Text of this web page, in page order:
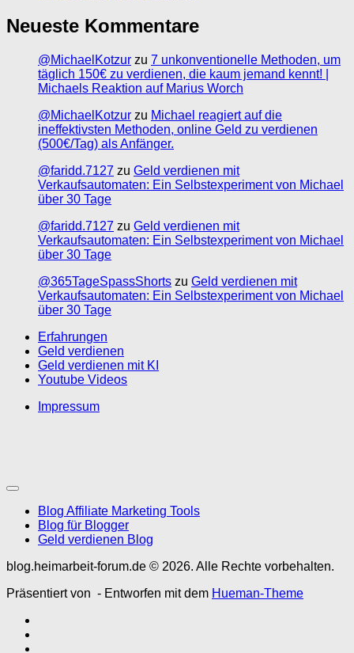
Neueste Kommentare
@MichaelKotzur zu 7 unkonventionelle Methoden, um
täglich 150€ zu verdienen, die kaum jemand kennt! |
Michaels Reaktion auf Marius Worch
@MichaelKotzur zu Michael reagiert auf die
ineffektivsten Methoden, online Geld zu verdienen
(500€/Tag) als Anfänger.
@faridd.7127 zu Geld verdienen mit
Verkaufsautomaten: Ein Selbstexperiment von Michael
über 30 Tage
@faridd.7127 zu Geld verdienen mit
Verkaufsautomaten: Ein Selbstexperiment von Michael
über 30 Tage
@365TageSpassShorts zu Geld verdienen mit
Verkaufsautomaten: Ein Selbstexperiment von Michael
über 30 Tage
Erfahrungen
Geld verdienen
Geld verdienen mit KI
Youtube Videos
Impressum
Blog Affiliate Marketing Tools
Blog für Blogger
Geld verdienen Blog
blog.heimarbeit-forum.de © 2026. Alle Rechte vorbehalten.
Präsentiert von - Entworfen mit dem Hueman-Theme